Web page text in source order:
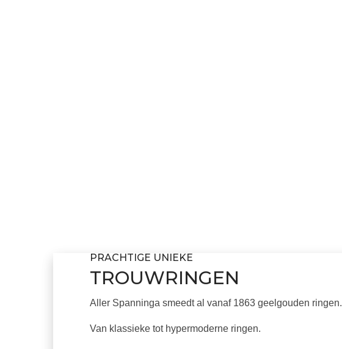
PRACHTIGE UNIEKE
TROUWRINGEN
Aller Spanninga smeedt al vanaf 1863 geelgouden ringen.
Van klassieke tot hypermoderne ringen.